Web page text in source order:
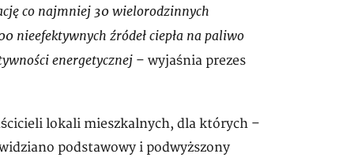
co najmniej 30 wielorodzinnych
nieefektywnych źródeł ciepła na paliwo
energetycznej – wyjaśnia prezes
lokali mieszkalnych, dla których –
podstawowy i podwyższony